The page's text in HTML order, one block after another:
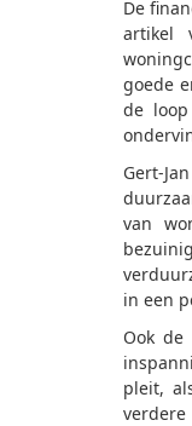
De
artikel
goede
de
Gert-
van
in een
Ook
pleit,